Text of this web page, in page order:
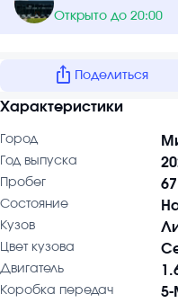
Открыто до 20:00
ios_share Поделиться
Характеристики
Город
Год выпуска
Пробег
Состояние
Кузов
Цвет кузова
Двигатель
Коробка передач 5-